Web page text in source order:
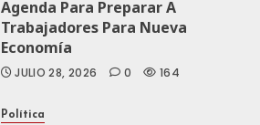
Agenda Para Preparar A
Trabajadores Para Nueva
Economía
JULIO 28, 2026 0 164
Política